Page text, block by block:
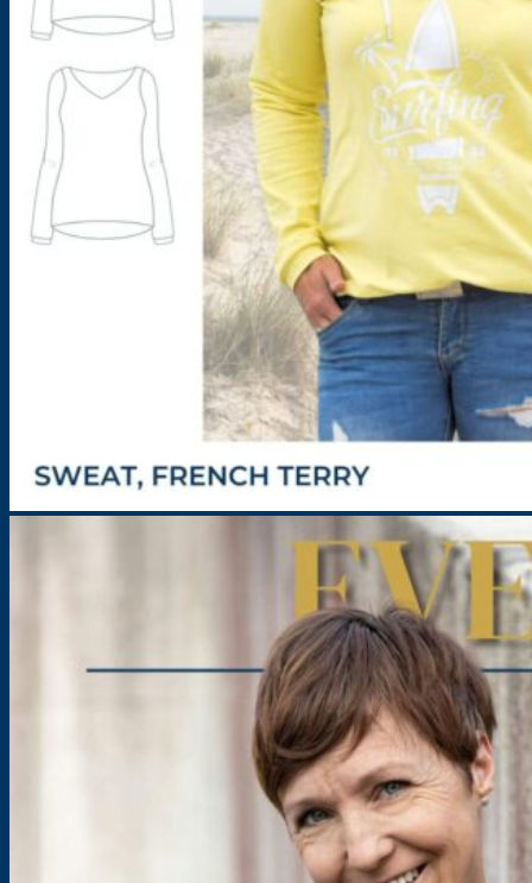
Hoodie mit V-Ausschnittt für Damen – Schnittmuster – Eve
12,90€ inkl. MwSt.